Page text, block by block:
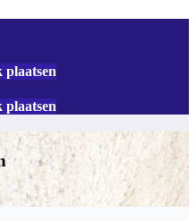
plaatsen
plaatsen